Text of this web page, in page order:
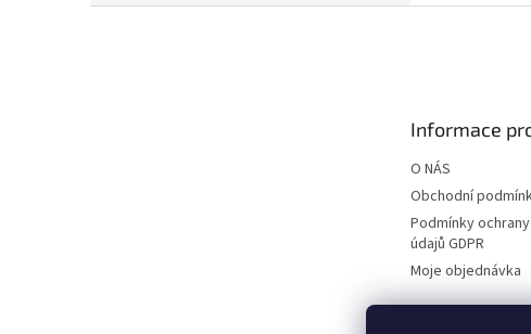
Informace
O NÁS
Obchodní
Podmínky
údajů GDPR
Moje objednávka